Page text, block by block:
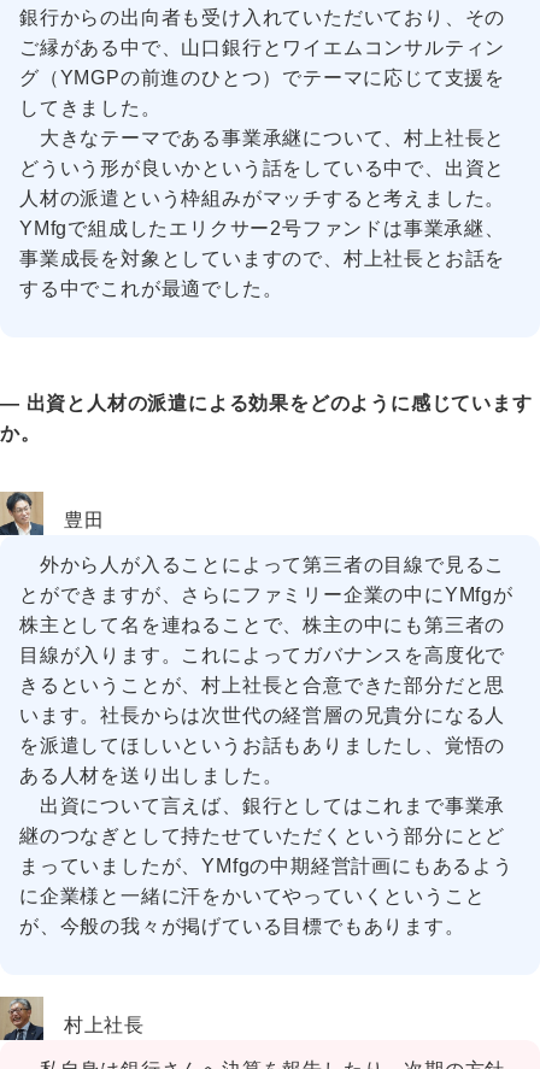
銀行からの出向者も受け入れていただいており、その
ご縁がある中で、山口銀行とワイエムコンサルティン
グ（YMGPの前進のひとつ）でテーマに応じて支援を
してきました。
大きなテーマである事業承継について、村上社長と
どういう形が良いかという話をしている中で、出資と
人材の派遣という枠組みがマッチすると考えました。
YMfgで組成したエリクサー2号ファンドは事業承継、
事業成長を対象としていますので、村上社長とお話を
する中でこれが最適でした。
― 出資と人材の派遣による効果をどのように感じています
か。
豊田
外から人が入ることによって第三者の目線で見るこ
とができますが、さらにファミリー企業の中にYMfgが
株主として名を連ねることで、株主の中にも第三者の
目線が入ります。これによってガバナンスを高度化で
きるということが、村上社長と合意できた部分だと思
います。社長からは次世代の経営層の兄貴分になる人
を派遣してほしいというお話もありましたし、覚悟の
ある人材を送り出しました。
出資について言えば、銀行としてはこれまで事業承
継のつなぎとして持たせていただくという部分にとど
まっていましたが、YMfgの中期経営計画にもあるよう
に企業様と一緒に汗をかいてやっていくということ
が、今般の我々が掲げている目標でもあります。
村上社長